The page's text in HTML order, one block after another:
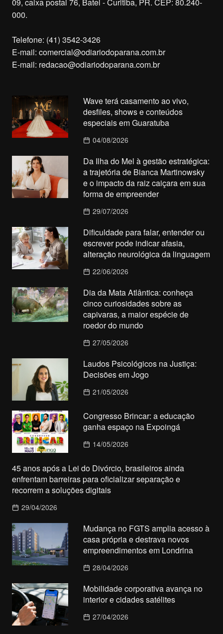
000.
Telefone: (41) 3542-3426
E-mail: comercial@odiariodoparana.com.br
E-mail: redacao@odiariodoparana.com.br
Wave terá casamento ao vivo,
desfiles, shows e conteúdos
especiais em Guaratuba
04/08/2026
Da Ilha do Mel à gestão estratégica:
a trajetória de Bianca Martinowsky
e o impacto da raiz caiçara em sua
forma de empreender
29/07/2026
Dificuldade para falar, entender ou
escrever pode indicar afasia,
alteração neurológica da linguagem
22/06/2026
Dia da Mata Atlântica: conheça
cinco curiosidades sobre as
capivaras, a maior espécie de
roedor do mundo
27/05/2026
Laudos Psicológicos na Justiça:
Decisões em Jogo
21/05/2026
Congresso Brincar: a educação
ganha espaço na Expoingá
14/05/2026
45 anos após a Lei do Divórcio, brasileiros ainda
enfrentam barreiras para oficializar separação e
recorrem a soluções digitais
29/04/2026
Mudança no FGTS amplia acesso à
casa própria e destrava novos
empreendimentos em Londrina
28/04/2026
Mobilidade corporativa avança no
interior e cidades satélites
27/04/2026